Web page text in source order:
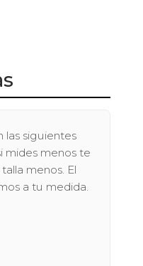
las siguientes
mides menos te
menos. El
a tu medida.